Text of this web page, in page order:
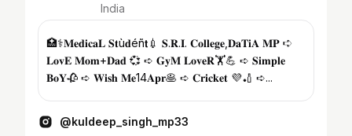
India
🏥⚕️𝐌𝐞𝐝𝐢𝐜𝐚𝐋 𝐒𝐭ù𝐝éñ𝘁💉 𝐒.𝐑.𝐈. 𝐂𝐨𝐥𝐥𝐞𝐠𝐞,𝐃𝐚𝐓𝐢𝐀 𝐌𝐏 ➪
𝐋𝐨𝐯𝐄 𝐌𝐨𝐦+𝐃𝐚𝐝 💞 ➪ 𝐆𝐲𝐌 𝐋𝐨𝐯𝐞𝐑🏋💪 ➪ 𝐒𝐢𝐦𝐩𝐥𝐞
𝐁𝐨𝐘🥀 ➪ 𝐖𝐢𝐬𝐡 𝐌𝐞14𝐀𝐩𝐫🥞 ➪ 𝐂𝐫𝐢𝐜𝐤𝐞𝐭 💜🏏 ➪...
@kuldeep_singh_mp33